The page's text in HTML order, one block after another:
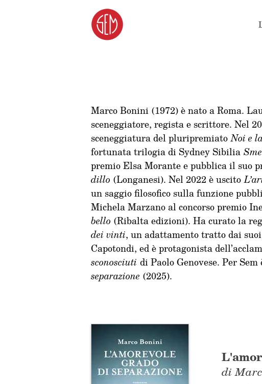
Marco Bonini (1972) è nato a Roma.
sceneggiatore, regista e scrittore. Nel
sceneggiatura del pluripremiatoNoi e
fortunata trilogia di Sydney Sibilia
premio Elsa Morante e pubblica il suo
dillo (Longanesi). Nel 2022 è uscito
un saggio filosofico sulla funzione
Michela Marzano al concorso premio
bello (Ribalta edizioni). Ha curato la
dei vinti, un adattamento tratto dai
Capotondi, ed è protagonista
sconosciuti di Paolo Genovese. Per
separazione (2025).
di